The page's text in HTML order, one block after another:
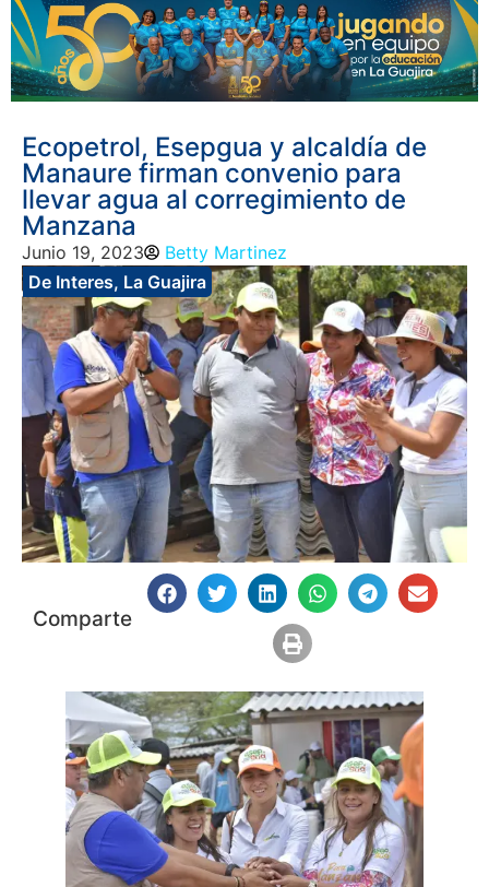
Ecopetrol, Esepgua y alcaldía de
Manaure firman convenio para
llevar agua al corregimiento de
Manzana
Junio 19, 2023
Betty Martinez
De Interes, La Guajira
Comparte